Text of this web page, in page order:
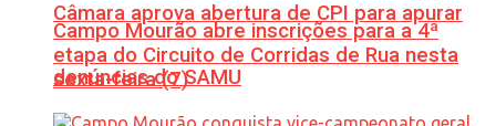
Câmara aprova abertura de CPI para apurar
denúncias do SAMU
Campo Mourão abre inscrições para a 4ª
etapa do Circuito de Corridas de Rua nesta
sexta-feira (7)